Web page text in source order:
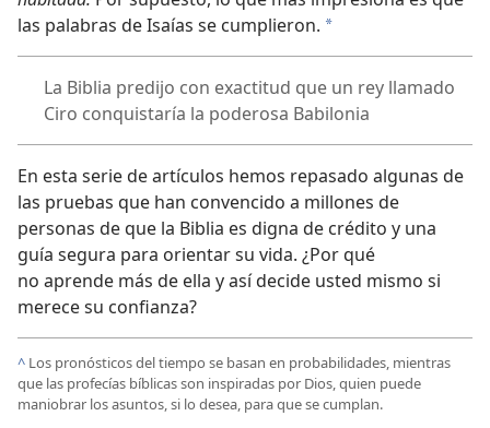
las palabras de Isaías se cumplieron. *
La Biblia predijo con exactitud que un rey llamado
Ciro conquistaría la poderosa Babilonia
En esta serie de artículos hemos repasado algunas de
las pruebas que han convencido a millones de
personas de que la Biblia es digna de crédito y una
guía segura para orientar su vida. ¿Por qué
no aprende más de ella y así decide usted mismo si
merece su confianza?
^ Los pronósticos del tiempo se basan en probabilidades, mientras
que las profecías bíblicas son inspiradas por Dios, quien puede
maniobrar los asuntos, si lo desea, para que se cumplan.